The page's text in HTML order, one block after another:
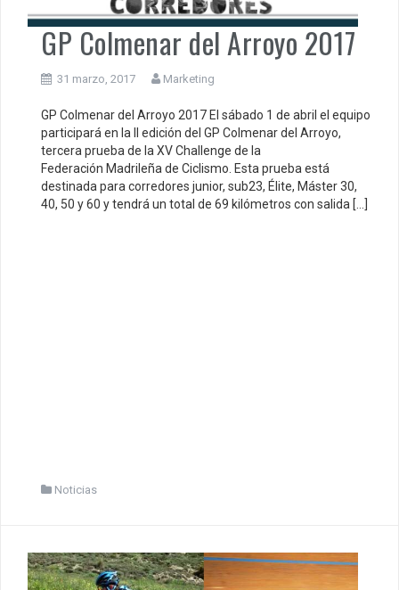
GP Colmenar del Arroyo 2017
31 marzo, 2017 Marketing
GP Colmenar del Arroyo 2017 El sábado 1 de abril el equipo
participará en la II edición del GP Colmenar del Arroyo,
tercera prueba de la XV Challenge de la
Federación Madrileña de Ciclismo. Esta prueba está
destinada para corredores junior, sub23, Élite, Máster 30,
40, 50 y 60 y tendrá un total de 69 kilómetros con salida […]
Noticias